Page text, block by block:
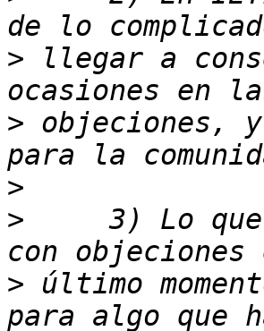
> llegar a
> objeciones,
>
>
3) Lo
> último